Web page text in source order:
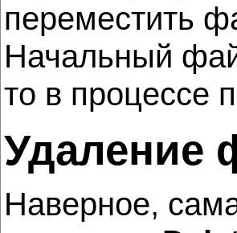
переместить
Начальный
то в процессе
Удаление
Наверное,